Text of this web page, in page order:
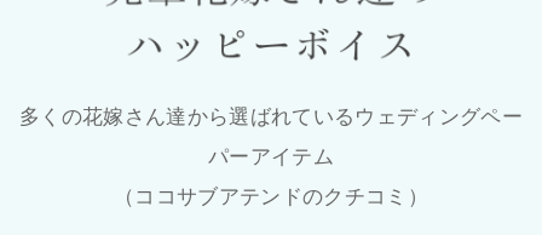
多くの花嫁さん達から選ばれているウェディングペー
パーアイテム
（ココサブアテンドのクチコミ）